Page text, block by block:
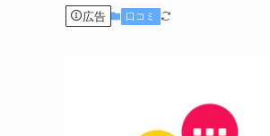
広告 口コミ